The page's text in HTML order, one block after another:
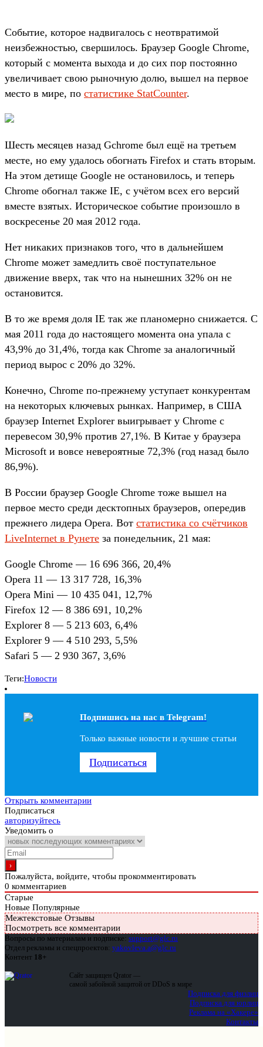
Событие, которое надвигалось с неотвратимой
неизбежностью, свершилось. Браузер Google Chrome,
который с момента выхода и до сих пор постоянно
увеличивает свою рыночную долю, вышел на первое
место в мире, по статистике StatCounter.
Шесть месяцев назад Gchrome был ещё на третьем
месте, но ему удалось обогнать Firefox и стать вторым.
На этом детище Google не остановилось, и теперь
Chrome обогнал также IE, с учётом всех его версий
вместе взятых. Историческое событие произошло в
воскресенье 20 мая 2012 года.
Нет никаких признаков того, что в дальнейшем
Chrome может замедлить своё поступательное
движение вверх, так что на нынешних 32% он не
остановится.
В то же время доля IE так же планомерно снижается. С
мая 2011 года до настоящего момента она упала с
43,9% до 31,4%, тогда как Chrome за аналогичный
период вырос с 20% до 32%.
Конечно, Chrome по-прежнему уступает конкурентам
на некоторых ключевых рынках. Например, в США
браузер Internet Explorer выигрывает у Chrome с
перевесом 30,9% против 27,1%. В Китае у браузера
Microsoft и вовсе невероятные 72,3% (год назад было
86,9%).
В России браузер Google Chrome тоже вышел на
первое место среди десктопных браузеров, опередив
прежнего лидера Opera. Вот статистика со счётчиков
LiveInternet в Рунете за понедельник, 21 мая:
Google Chrome — 16 696 366, 20,4%
Opera 11 — 13 317 728, 16,3%
Opera Mini — 10 435 041, 12,7%
Firefox 12 — 8 386 691, 10,2%
Explorer 8 — 5 213 603, 6,4%
Explorer 9 — 4 510 293, 5,5%
Safari 5 — 2 930 367, 3,6%
Теги:Новости
Подпишись на наc в Telegram!
Только важные новости и лучшие статьи
Подписаться
Открыть комментарии
Подписаться
авторизуйтесь
Уведомить о
Пожалуйста, войдите, чтобы прокомментировать
0 комментариев
Старые
Новые Популярные
Межтекстовые Отзывы
Посмотреть все комментарии
Вопросы по материалам и подписке: support@glc.ru
Отдел рекламы и спецпроектов: yakovleva.a@glc.ru
Контент 18+
Сайт защищен Qrator —
самой забойной защитой от DDoS в мире
Подписка для физлиц
Подписка для юрлиц
Реклама на «Хакере»
Контакты